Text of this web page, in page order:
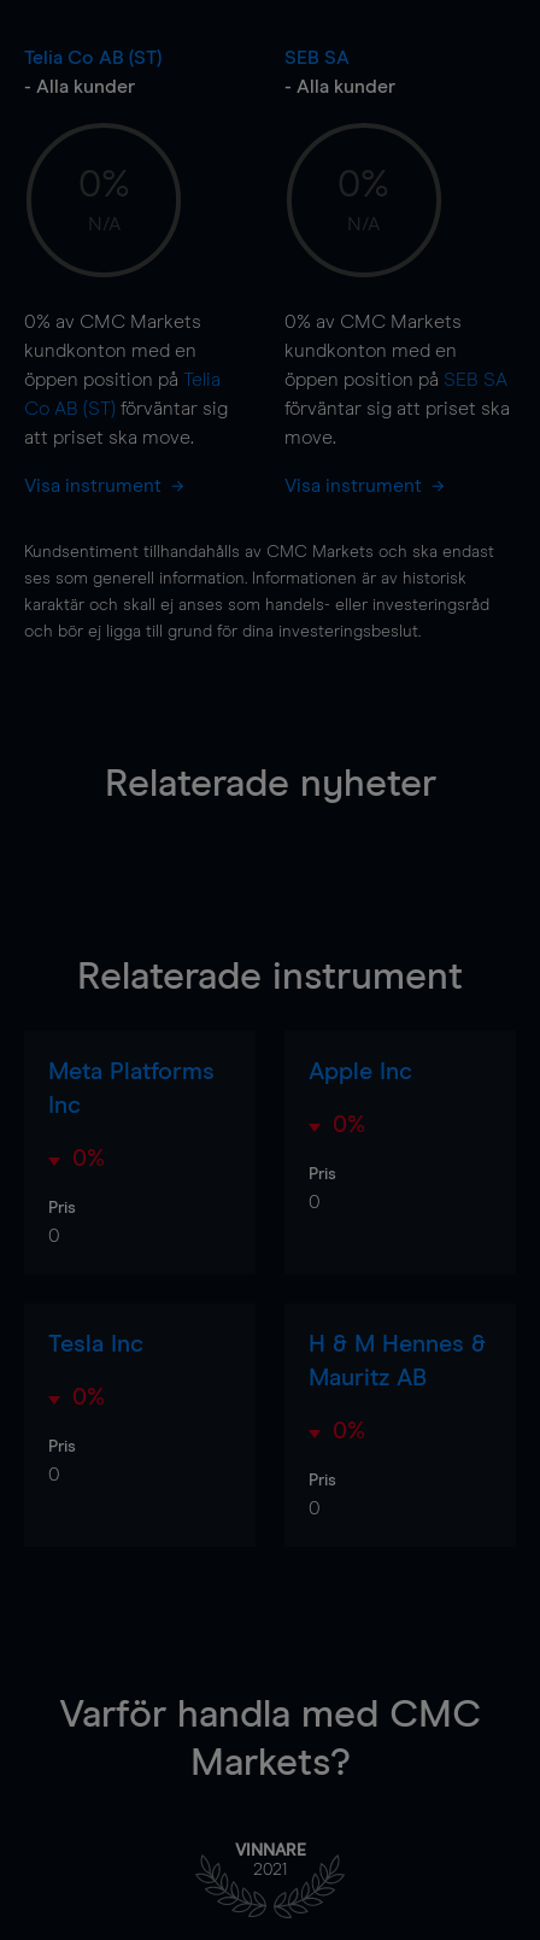
Telia Co AB (ST)
- Alla kunder
0%
N/A
0% av CMC Markets
kundkonton med en
öppen position på Telia
Co AB (ST) förväntar sig
att priset ska move.
Visa instrument
SEB SA
- Alla kunder
0%
N/A
0% av CMC Markets
kundkonton med en
öppen position på SEB SA
förväntar sig att priset ska
move.
Visa instrument
Kundsentiment tillhandahålls av CMC Markets och ska endast
ses som generell information. Informationen är av historisk
karaktär och skall ej anses som handels- eller investeringsråd
och bör ej ligga till grund för dina investeringsbeslut.
Relaterade nyheter
Relaterade instrument
Meta Platforms
Inc
0%
Pris
0
Apple Inc
0%
Pris
0
Tesla Inc
0%
Pris
0
H & M Hennes &
Mauritz AB
0%
Pris
0
Varför handla med CMC
Markets?
VINNARE
2021